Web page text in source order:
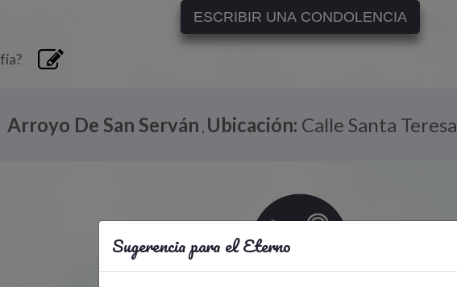
ESCRIBIR UNA CONDOLENCIA
Arroyo De San Serván , Ubicación: Calle Santa Teresa
Sugerencia para el Eterno